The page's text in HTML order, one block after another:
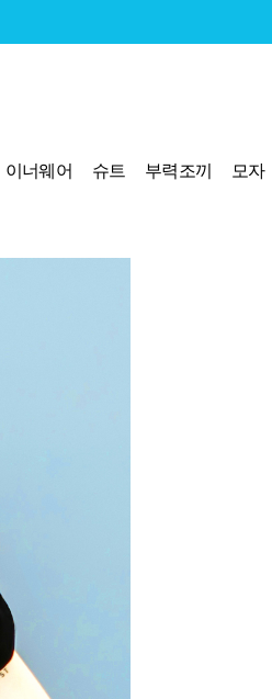
이너웨어 슈트 부력조끼 모자